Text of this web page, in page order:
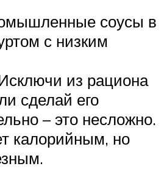
соусы в
с низким
из рациона
сделай его
– это несложно.
калорийным, но